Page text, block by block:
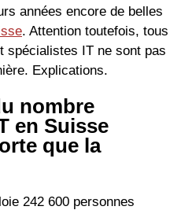
années encore de belles
. Attention toutefois, tous
spécialistes IT ne sont pas
Explications.
nombre
en Suisse
que la
242 600 personnes